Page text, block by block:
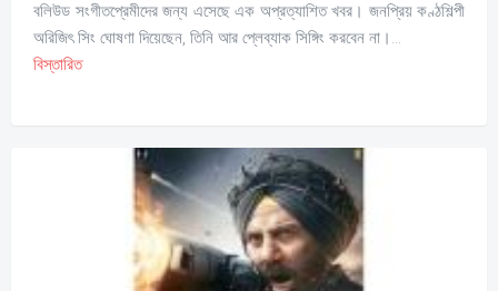
বলিউড সংগীতপ্রেমীদের জন্য এসেছে এক অপ্রত্যাশিত খবর। জনপ্রিয় কণ্ঠশিল্পী
অরিজিৎ সিং ঘোষণা দিয়েছেন, তিনি আর প্লেব্যাক সিঙ্গিং করবেন না।...
বিস্তারিত